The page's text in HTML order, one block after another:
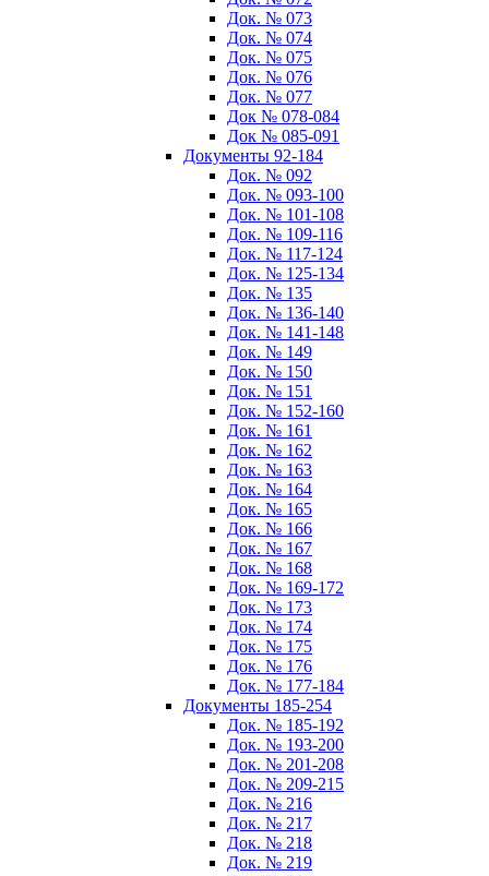
Док. № 073
Док. № 074
Док. № 075
Док. № 076
Док. № 077
Док № 078-084
Док № 085-091
Документы 92-184
Док. № 092
Док. № 093-100
Док. № 101-108
Док. № 109-116
Док. № 117-124
Док. № 125-134
Док. № 135
Док. № 136-140
Док. № 141-148
Док. № 149
Док. № 150
Док. № 151
Док. № 152-160
Док. № 161
Док. № 162
Док. № 163
Док. № 164
Док. № 165
Док. № 166
Док. № 167
Док. № 168
Док. № 169-172
Док. № 173
Док. № 174
Док. № 175
Док. № 176
Док. № 177-184
Документы 185-254
Док. № 185-192
Док. № 193-200
Док. № 201-208
Док. № 209-215
Док. № 216
Док. № 217
Док. № 218
Док. № 219